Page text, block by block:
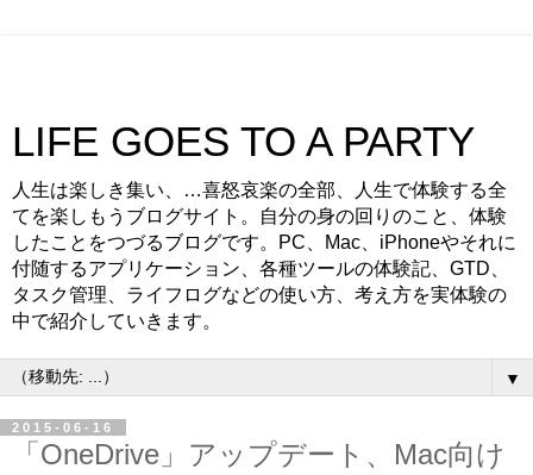
LIFE GOES TO A PARTY
人生は楽しき集い、…喜怒哀楽の全部、人生で体験する全
てを楽しもうブログサイト。自分の身の回りのこと、体験
したことをつづるブログです。PC、Mac、iPhoneやそれに
付随するアプリケーション、各種ツールの体験記、GTD、
タスク管理、ライフログなどの使い方、考え方を実体験の
中で紹介していきます。
▼
2015-06-16
「OneDrive」アップデート、Mac向け